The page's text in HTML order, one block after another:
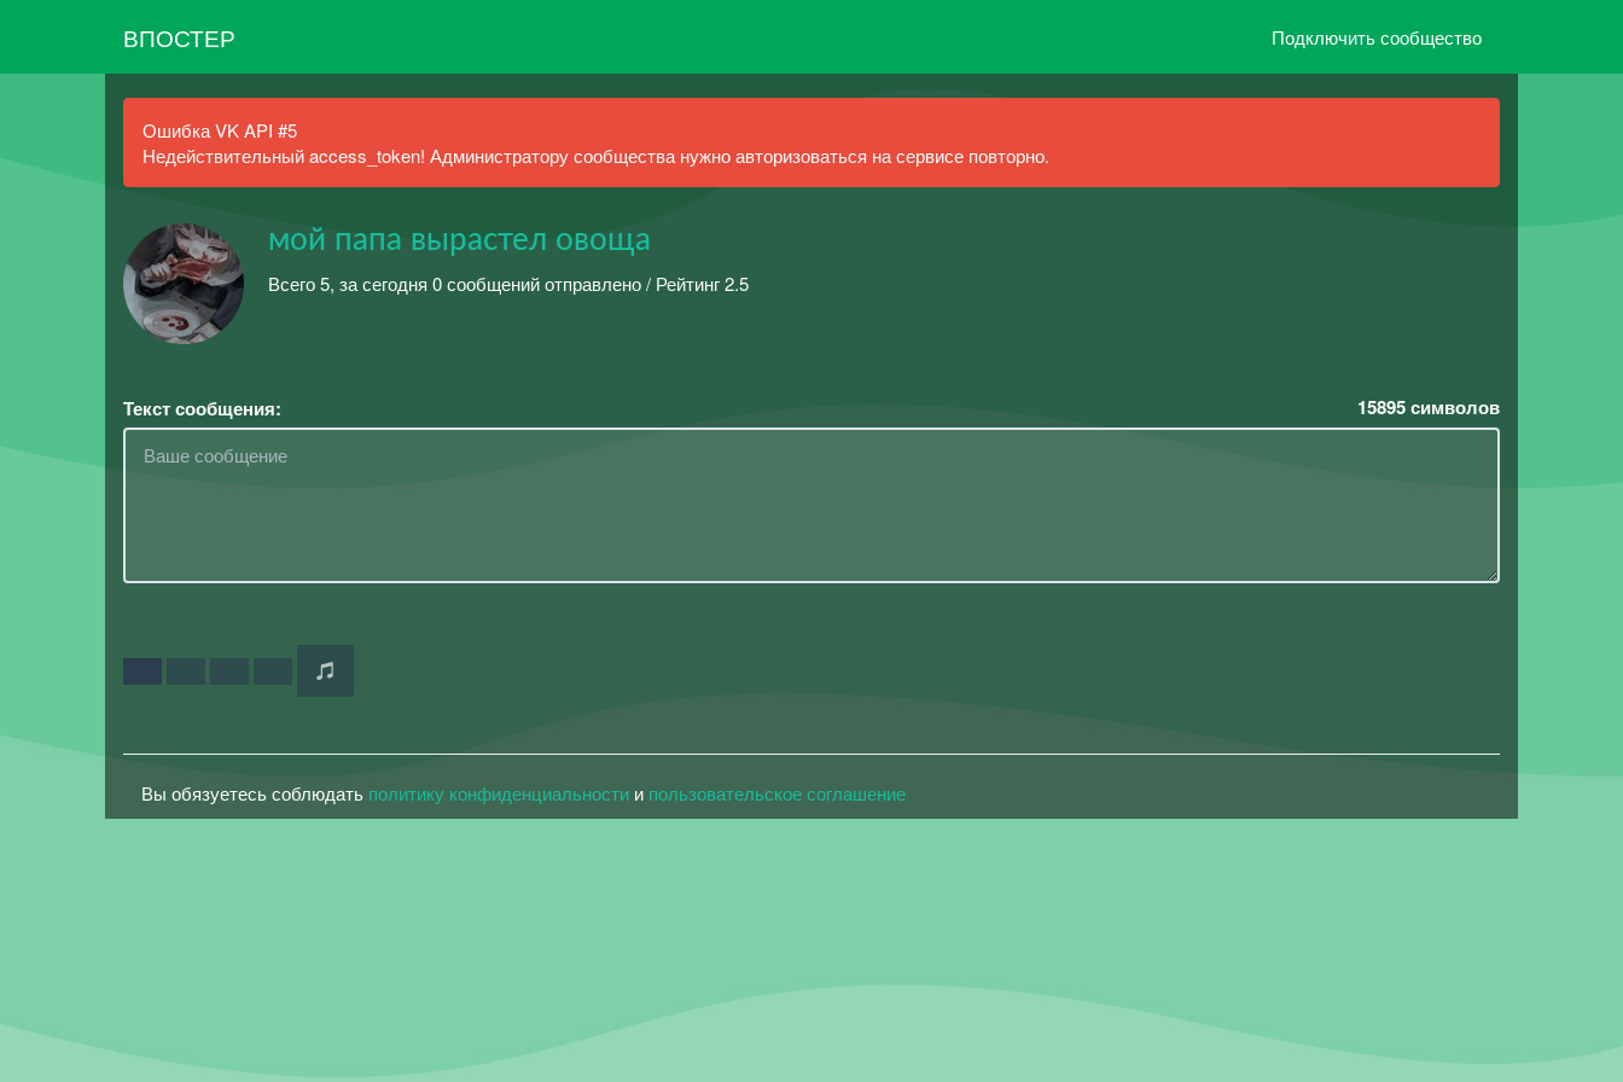
ВПОСТЕР Подключить сообщество
Ошибка VK API #5
Недействительный access_token! Администратору сообщества нужно авторизоваться на сервисе повторно.
мой папа вырастел овоща
Всего 5, за сегодня 0 сообщений отправлено / Рейтинг 2.5
Текст сообщения: 15895символов
Вы обязуетесь соблюдать политику конфиденциальности и пользовательское соглашение